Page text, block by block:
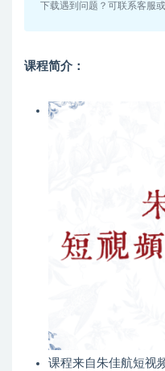
下载遇到问题？可联系客服
课程简介：
课程来自朱佳航短视